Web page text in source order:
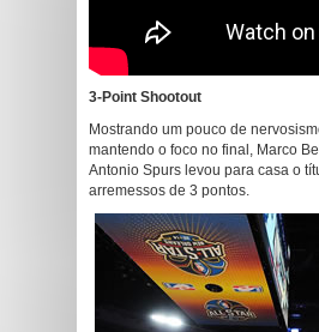
3-Point Shootout
Mostrando um pouco de
mantendo o foco no final, Marco
Antonio Spurs levou para casa o
arremessos de 3 pontos.